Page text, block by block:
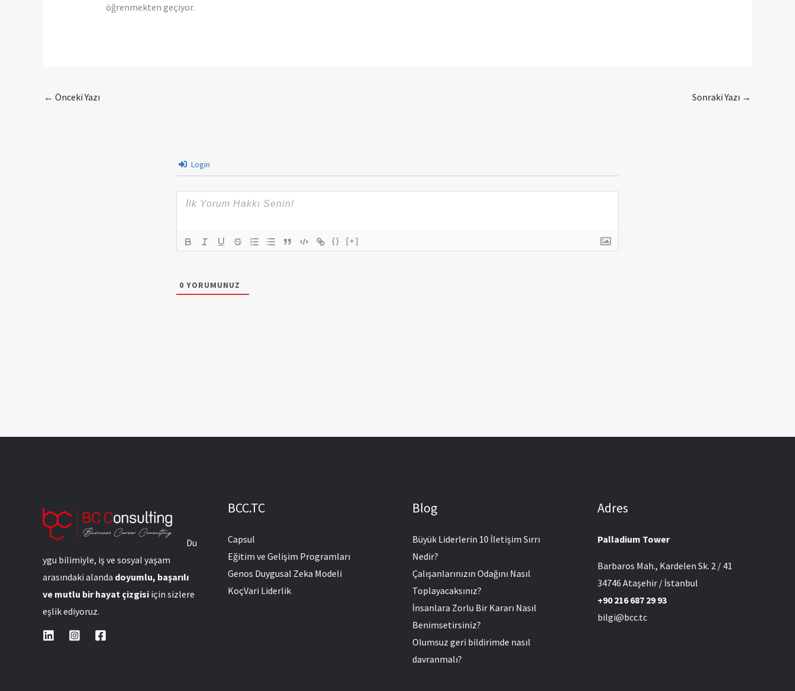
öğrenmekten geçiyor.
← Önceki Yazı Sonraki Yazı →
Login
{} [+]
0 YORUMUNUZ
Du
ygu bilimiyle, iş ve sosyal yaşam
arasındaki alanda doyumlu, başarılı
ve mutlu bir hayat çizgisi için sizlere
eşlik ediyoruz.
BCC.TC
Capsul
Eğitim ve Gelişim Programları
Genos Duygusal Zeka Modeli
KoçVari Liderlik
Blog
Büyük Liderlerin 10 İletişim Sırrı
Nedir?
Çalışanlarınızın Odağını Nasıl
Toplayacaksınız?
İnsanlara Zorlu Bir Kararı Nasıl
Benimsetirsiniz?
Olumsuz geri bildirimde nasıl
davranmalı?
Adres
Palladium Tower
Barbaros Mah., Kardelen Sk. 2 / 41
34746 Ataşehir / İstanbul
+90 216 687 29 93
bilgi@bcc.tc